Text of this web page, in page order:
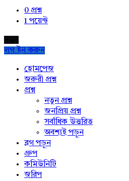
0 প্রশ্ন
1পয়েন্ট
লগ ইন করুন
Exploreহোমপেজ
জরুরী প্রশ্ন
প্রশ্ন
নতুন প্রশ্ন
জনপ্রিয় প্রশ্ন
সর্বাধিক উত্তরিত
অবশ্যই পড়ুন
ব্লগ পড়ুন
গ্রুপ
কমিউনিটি
জরিপ